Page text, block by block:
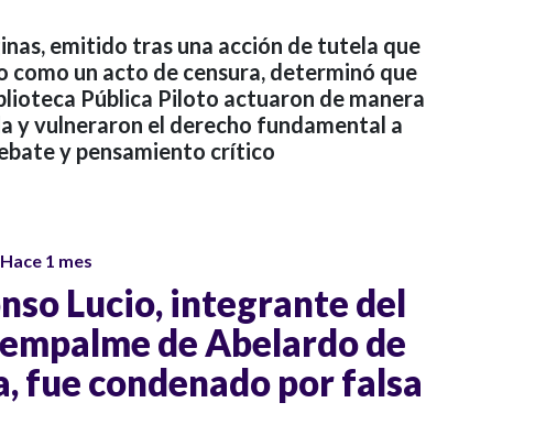
emitido tras una acción de tutela que
como un acto de censura, determinó que
Pública Piloto actuaron de manera
y vulneraron el derecho fundamental a
y pensamiento crítico
Hace 1 mes
Lucio, integrante del
de Abelardo de
fue condenado por falsa